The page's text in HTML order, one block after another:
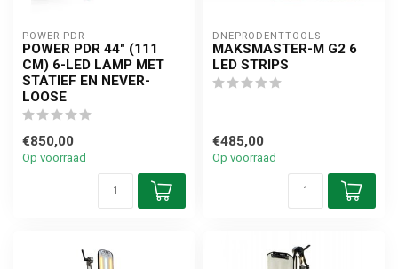
POWER PDR
POWER PDR 44" (111
CM) 6-LED LAMP MET
STATIEF EN NEVER-
LOOSE
€850,00
Op voorraad
DNEPRODENTTOOLS
MAKSMASTER-M G2 6
LED STRIPS
€485,00
Op voorraad